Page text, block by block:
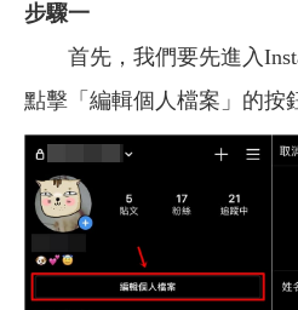
步驟一
首先，我們要先進入
點擊「編輯個人檔案」的按